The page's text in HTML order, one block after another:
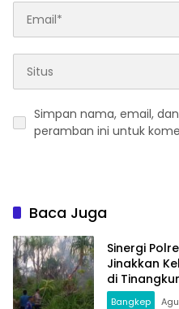
Simpan nama, email,
peramban ini untuk
Baca Juga
Sinergi
Jinakkan
di
Bangkep